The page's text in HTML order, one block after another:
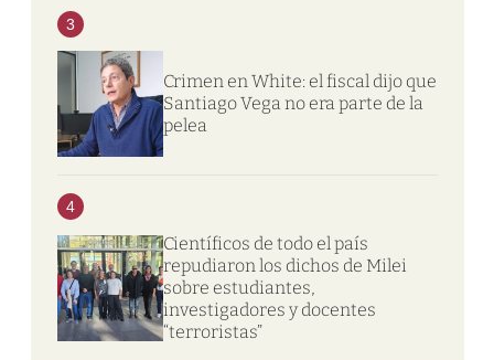
3
Crimen en White: el fiscal dijo que
Santiago Vega no era parte de la
pelea
4
Científicos de todo el país
repudiaron los dichos de Milei
sobre estudiantes,
investigadores y docentes
“terroristas”